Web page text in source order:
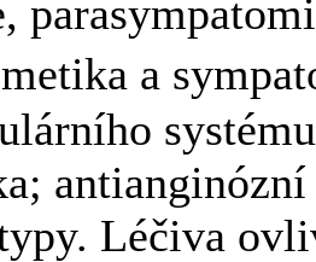
a
Léčiva